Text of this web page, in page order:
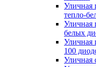
Уличная
тепло-
Уличная
белых
Уличная
100
Уличная